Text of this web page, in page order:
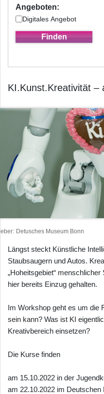
Angeboten:
Digitales Angebot
KI.Kunst.Kreativität –
Detusches Museum Bonn
Längst steckt Künstliche
Staubsaugern und Autos.
„Hoheitsgebiet“
hier bereits Einzug gehalten.
Im Workshop geht es um die
sein kann? Was ist KI
Kreativbereich einsetzen?
Die Kurse finden
am 15.10.2022 in der
am 22.10.2022 im Deutschen